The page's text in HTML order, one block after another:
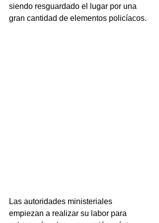
siendo resguardado el lugar por una
gran cantidad de elementos policíacos.
Las autoridades ministeriales
empiezan a realizar su labor para